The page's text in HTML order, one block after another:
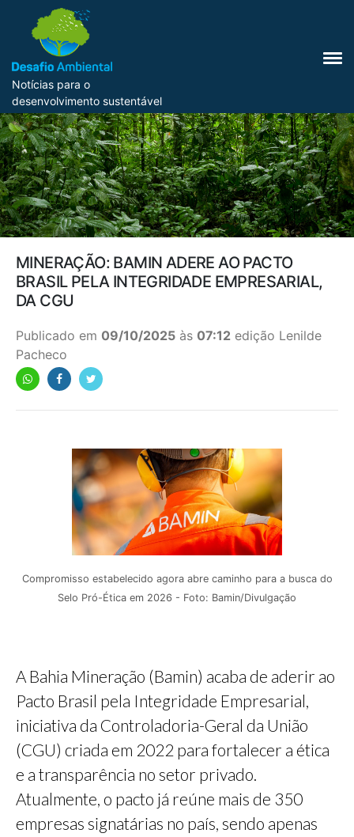
Notícias para o
desenvolvimento sustentável
MINERAÇÃO: BAMIN ADERE AO PACTO
BRASIL PELA INTEGRIDADE EMPRESARIAL,
DA CGU
Publicado em 09/10/2025 às 07:12 edição Lenilde
Pacheco
Compromisso estabelecido agora abre caminho para a busca do
Selo Pró-Ética em 2026 - Foto: Bamin/Divulgação
A Bahia Mineração (Bamin) acaba de aderir ao
Pacto Brasil pela Integridade Empresarial,
iniciativa da Controladoria-Geral da União
(CGU) criada em 2022 para fortalecer a ética
e a transparência no setor privado.
Atualmente, o pacto já reúne mais de 350
empresas signatárias no país, sendo apenas